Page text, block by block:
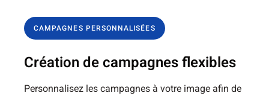
CAMPAGNES PERSONNALISÉES
Création de campagnes flexibles